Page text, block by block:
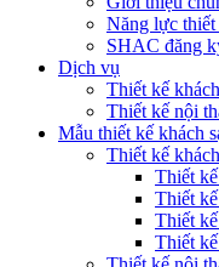
Năng lực thiết
SHAC đăng
Dịch vụ
Thiết kế
Thiết kế nội
Mẫu thiết kế khách
Thiết kế
Thiết
Thiết
Thiết
Thiết